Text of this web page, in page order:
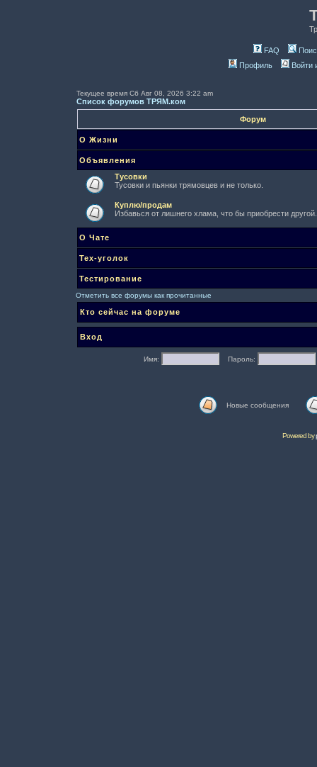
FAQ
Профиль
Войти
Текущее время Сб Авг 08, 2026 3:22 am
Список форумов ТРЯМ.ком
Форум
О Жизни
Объявления
Тусовки
Тусовки и пьянки трямовцев и не только.
Куплю/продам
Избавься от лишнего хлама, что бы приобрести другой.
О Чате
Тех-уголок
Тестирование
Отметить все форумы как прочитанные
Кто сейчас на форуме
Вход
Имя: Пароль:
Новые сообщения
Powered by